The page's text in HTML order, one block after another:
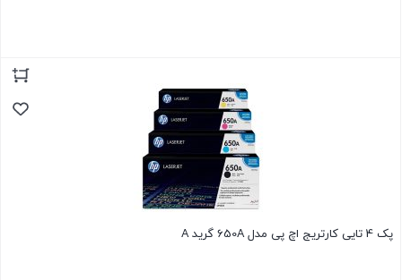
پک 4 تایی کارتریج اچ پی مدل 650A گرید A